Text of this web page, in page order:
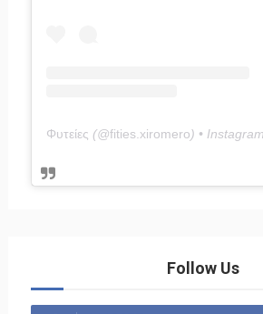
Φυτείες (@fities.xiromero) • Instagram
Follow Us